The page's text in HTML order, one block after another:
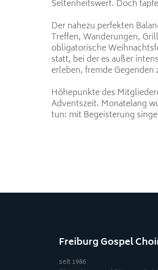
Seltenheitswert. Doch
Der nahezu perfekten
Treffen, Wanderungen,
obligatorische
statt, bei der es außer
erleben, fremde
Höhepunkte des
Adventszeit. Monatelang
tun: mit Begeisterung
Freiburg Gospel
seit 1986